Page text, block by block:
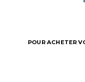
POUR ACHETER